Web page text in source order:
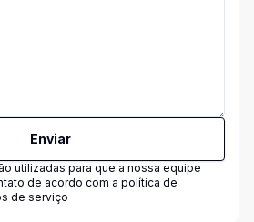
Enviar
utilizadas para que a nossa equipe
de acordo com a política de
de serviço